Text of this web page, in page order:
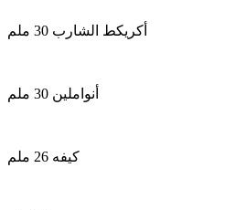
أكريكط الشارب 30 ملم
أنواملين 30 ملم
كيفه 26 ملم